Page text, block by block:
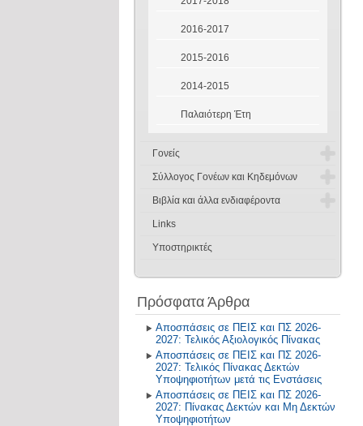
Δραστηριότητες στο Σχολικό
Επαγγελματικό Προσανατολισμό
2016-2017
2015-2016
2014-2015
Παλαιότερη Έτη
Γονείς
Πρόγραμμα υποδοχής
Σύλλογος Γονέων και Κηδεμόνων
Διοικητικό Συμβούλιο
Η Θέση μας για τον θεσμό των
Προτύπων
Επικοινωνία
Βιβλία και άλλα ενδιαφέροντα
Βιβλιοπροτάσεις
Αλιεύματα από το Διαδίκτυο
Links
Υποστηρικτές
Πρόσφατα Άρθρα
Αποσπάσεις σε ΠΕΙΣ και ΠΣ 2026-
2027: Τελικός Αξιολογικός Πίνακας
Αποσπάσεις σε ΠΕΙΣ και ΠΣ 2026-
2027: Τελικός Πίνακας Δεκτών
Υποψηφιοτήτων μετά τις Ενστάσεις
Αποσπάσεις σε ΠΕΙΣ και ΠΣ 2026-
2027: Πίνακας Δεκτών και Μη Δεκτών
Υποψηφιοτήτων